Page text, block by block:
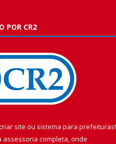
POR CR2
site ou sistema para prefeituras!
assessoria completa, onde